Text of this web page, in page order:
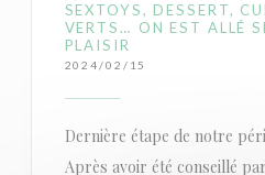
SEXTOYS, DESSERT,
VERTS… ON EST ALLÉ
PLAISIR
2024/02/15
Dernière étape de notre
Après avoir été conseillé